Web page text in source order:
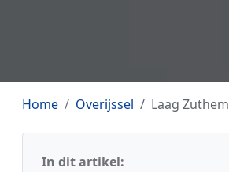
Home Overijssel Laag Zuthem
In dit artikel: